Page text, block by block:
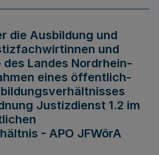
die Ausbildung und
und
Landes Nordrhein-
eines öffentlich-
Justizdienst 1.2 im
- APO JFWörA